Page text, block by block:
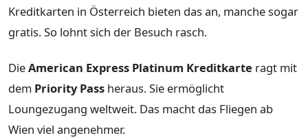
Kreditkarten in Österreich bieten das an, manche sogar
gratis. So lohnt sich der Besuch rasch.
DieAmerican Express Platinum Kreditkarte ragt mit
dem Priority Pass heraus. Sie ermöglicht
Loungezugang weltweit. Das macht das Fliegen ab
Wien viel angenehmer.